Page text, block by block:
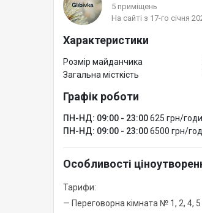
5 приміщень
На сайті з 17-го січня
Характеристики
Розмір майданчика
Загальна місткість
Графік роботи
ПН-НД: 09:00 - 23:00625 грн/
ПН-НД: 09:00 - 23:006500 грн/
Особливості
Тарифи:
— Переговорна кімната № 1, 2, 4,